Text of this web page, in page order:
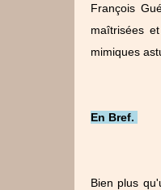
François
maîtrisées
mimiques
En Bref.
Bien plus